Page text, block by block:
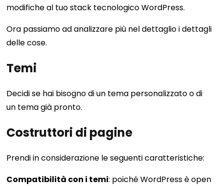
modifiche al tuo stack tecnologico WordPress.
Ora passiamo ad analizzare più nel dettaglio i dettagli
delle cose.
Temi
Decidi se hai bisogno di un tema personalizzato o di
un tema già pronto.
Costruttori di pagine
Prendi in considerazione le seguenti caratteristiche:
Compatibilità con i temi: poiché WordPress è open